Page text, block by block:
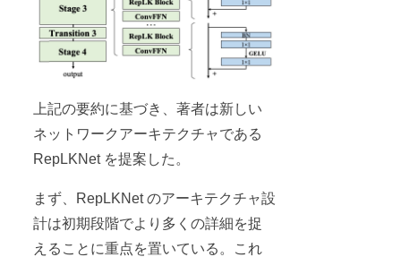
上記の要約に基づき、著者は新しい
ネットワークアーキテクチャである
RepLKNet を提案した。
まず、RepLKNet のアーキテクチャ設
計は初期段階でより多くの詳細を捉
えることに重点を置いている。これ